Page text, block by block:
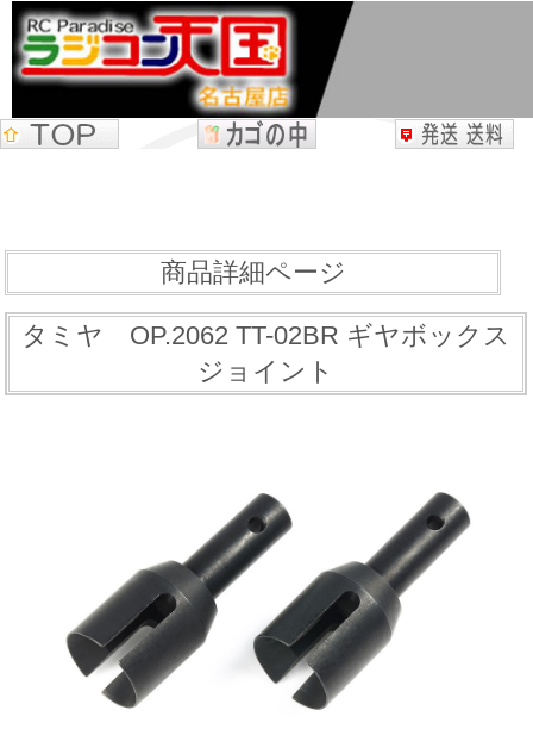
商品詳細ページ
タミヤ OP.2062 TT-02BR ギヤボックス
ジョイント